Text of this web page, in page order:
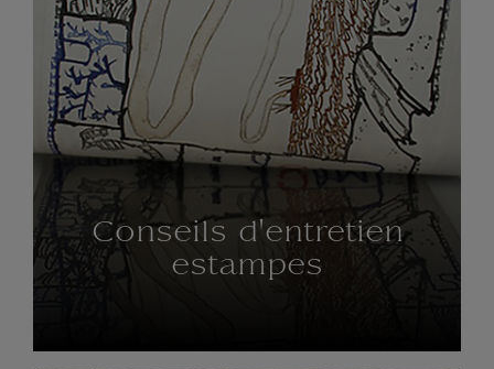
Conseils d'entretien
estampes